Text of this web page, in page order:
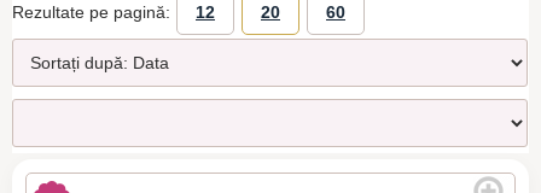
Rezultate pe pagină: 12 20 60